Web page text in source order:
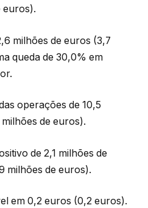
euros).
milhões de euros (3,7
queda de 30,0% em
operações de 10,5
de euros).
de 2,1 milhões de
milhões de euros).
em 0,2 euros (0,2 euros).